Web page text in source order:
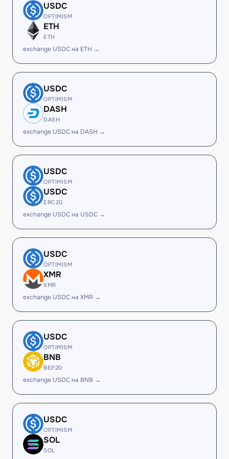
USDC
OPTIMISM
ETH
ETH
exchange USDC на ETH →
USDC
OPTIMISM
DASH
DASH
exchange USDC на DASH →
USDC
OPTIMISM
USDC
ERC20
exchange USDC на USDC →
USDC
OPTIMISM
XMR
XMR
exchange USDC на XMR →
USDC
OPTIMISM
BNB
BEP20
exchange USDC на BNB →
USDC
OPTIMISM
SOL
SOL